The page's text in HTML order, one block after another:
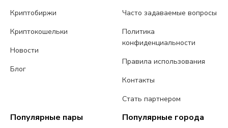
Криптобиржи
Криптокошельки
Новости
Блог
Часто задаваемые вопросы
Политика
конфиденциальности
Правила использования
Контакты
Стать партнером
Популярные пары Популярные города